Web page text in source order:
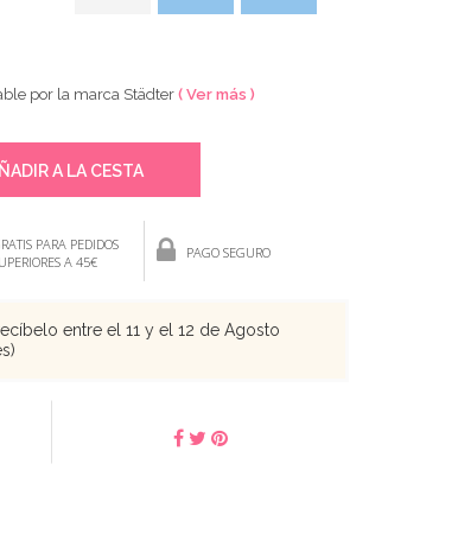
por la marca Städter ( Ver más )
A LA CESTA
PARA PEDIDOS
A 45€
PAGO SEGURO
entre el 11 y el 12 de Agosto